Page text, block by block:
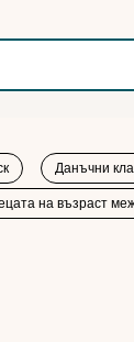
Данъчни
на възраст